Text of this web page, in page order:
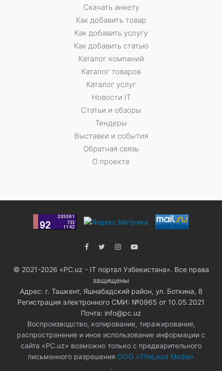
Скачать анкету
Как добавить товар
Как добавить услугу
Как добавить статью
Каталог компаний
Каталог товаров
Каталог услуг
Новости IT
Статьи и обзоры
Тендеры
Выставки и события
Обратная связь
О проекте
© 2021-2026 «PC.uz - IT портал Узбекистана». Все права
защищены
Адрес: г. Ташкент, Яшнабадский район, ул. Боткина, 8
Регистрация электронного СМИ: №0965 от 10.05.2021
Почта: info@pc.uz
Воспроизводство, копирование, тиражирование,
распространение и иное использование информации с
сайта «PC.uz» возможно только с предварительного
письменного разрешения ООО «TheLead Media»
.